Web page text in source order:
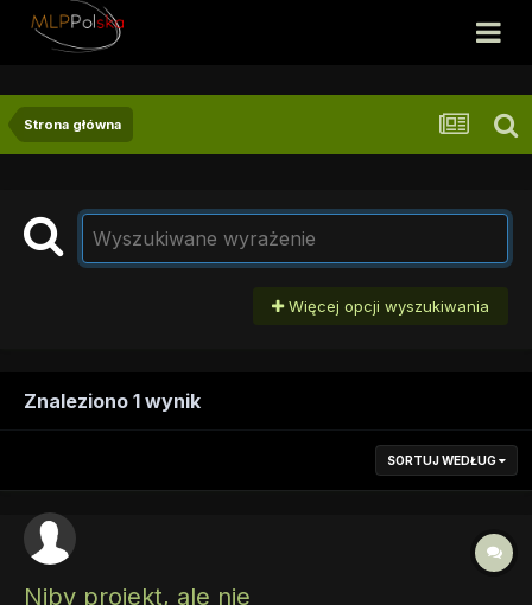
Strona główna
Więcej opcji wyszukiwania
Znaleziono 1 wynik
SORTUJ WEDŁUG
Niby projekt, ale nie